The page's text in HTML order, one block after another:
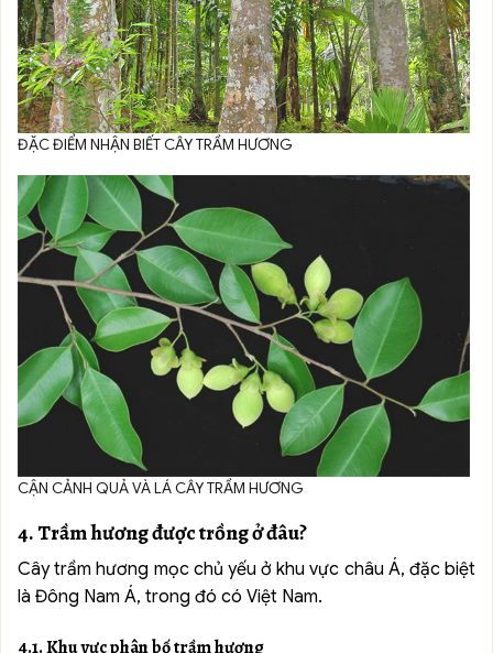
ĐẶC ĐIỂM NHẬN BIẾT CÂY TRẦM HƯƠNG
CẬN CẢNH QUẢ VÀ LÁ CÂY TRẦM HƯƠNG
4. Trầm hương được trồng ở đâu?
Cây trầm hương mọc chủ yếu ở khu vực châu Á, đặc biệt
là Đông Nam Á, trong đó có Việt Nam.
4.1. Khu vực phân bố trầm hương